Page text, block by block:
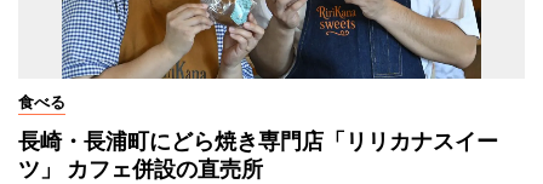
食べる
長崎・長浦町にどら焼き専門店「リリカナスイー
ツ」 カフェ併設の直売所